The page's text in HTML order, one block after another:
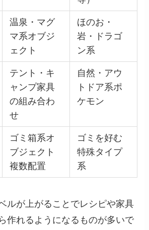
温泉・マグ
マ系オブジ
ェクト
ほのお・
岩・ドラゴ
ン系
テント・キ
ャンプ家具
の組み合わ
せ
自然・アウ
トドア系ポ
ケモン
ゴミ箱系オ
ブジェクト
複数配置
ゴミを好む
特殊タイプ
系
ルが上がることでレシピや家具
作れるようになるものが多いで